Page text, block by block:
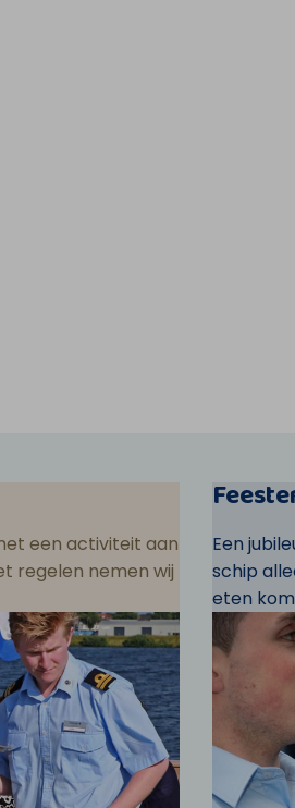
een activiteit aan
regelen nemen wij
Een
schip
eten